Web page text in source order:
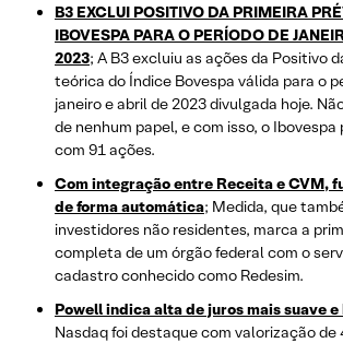
B3 EXCLUI POSITIVO DA PRIMEIRA
IBOVESPA PARA O PERÍODO DE
2023; A B3 excluiu as ações da Positivo
teórica do Índice Bovespa válida para o
janeiro e abril de 2023 divulgada hoje.
de nenhum papel, e com isso, o
com 91 ações.
Com integração entre Receita e CVM,
de forma automática; Medida, que
investidores não residentes, marca a
completa de um órgão federal com o
cadastro conhecido como Redesim.
Powell indica alta de juros mais suave
Nasdaq foi destaque com valorização de